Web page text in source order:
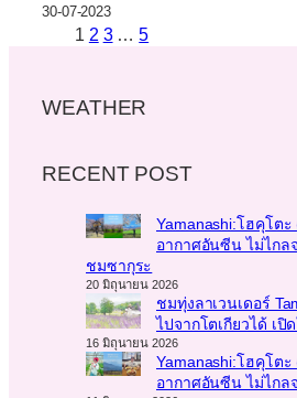
30-07-2023
1 2 3 … 5
WEATHER
RECENT POST
Yamanashi:โฮคุโตะ
อากาศอันซีน ไม่ไกล
ชมซากุระ
20 มิถุนายน 2026
ชมทุ่งลาเวนเดอร์
ไปจากโตเกียวได้ เปิ
16 มิถุนายน 2026
Yamanashi:โฮคุโตะ
อากาศอันซีน ไม่ไกล